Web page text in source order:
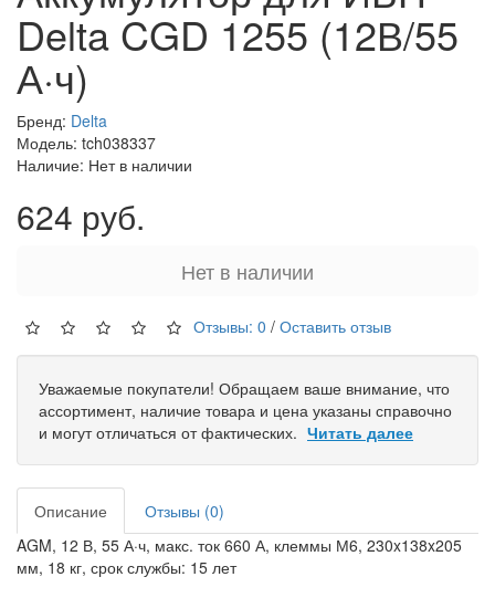
Delta CGD 1255 (12В/55
А·ч)
Бренд: Delta
Модель: tch038337
Наличие: Нет в наличии
624 руб.
Нет в наличии
Отзывы: 0 / Оставить отзыв
Уважаемые покупатели! Обращаем ваше внимание, что
ассортимент, наличие товара и цена указаны справочно
и могут отличаться от фактических. Читать далее
Описание
Отзывы (0)
AGM, 12 В, 55 А·ч, макс. ток 660 А, клеммы М6, 230x138x205
мм, 18 кг, срок службы: 15 лет